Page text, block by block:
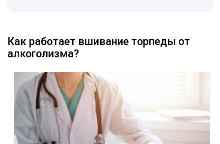
Как работает вшивание торпеды от
алкоголизма?